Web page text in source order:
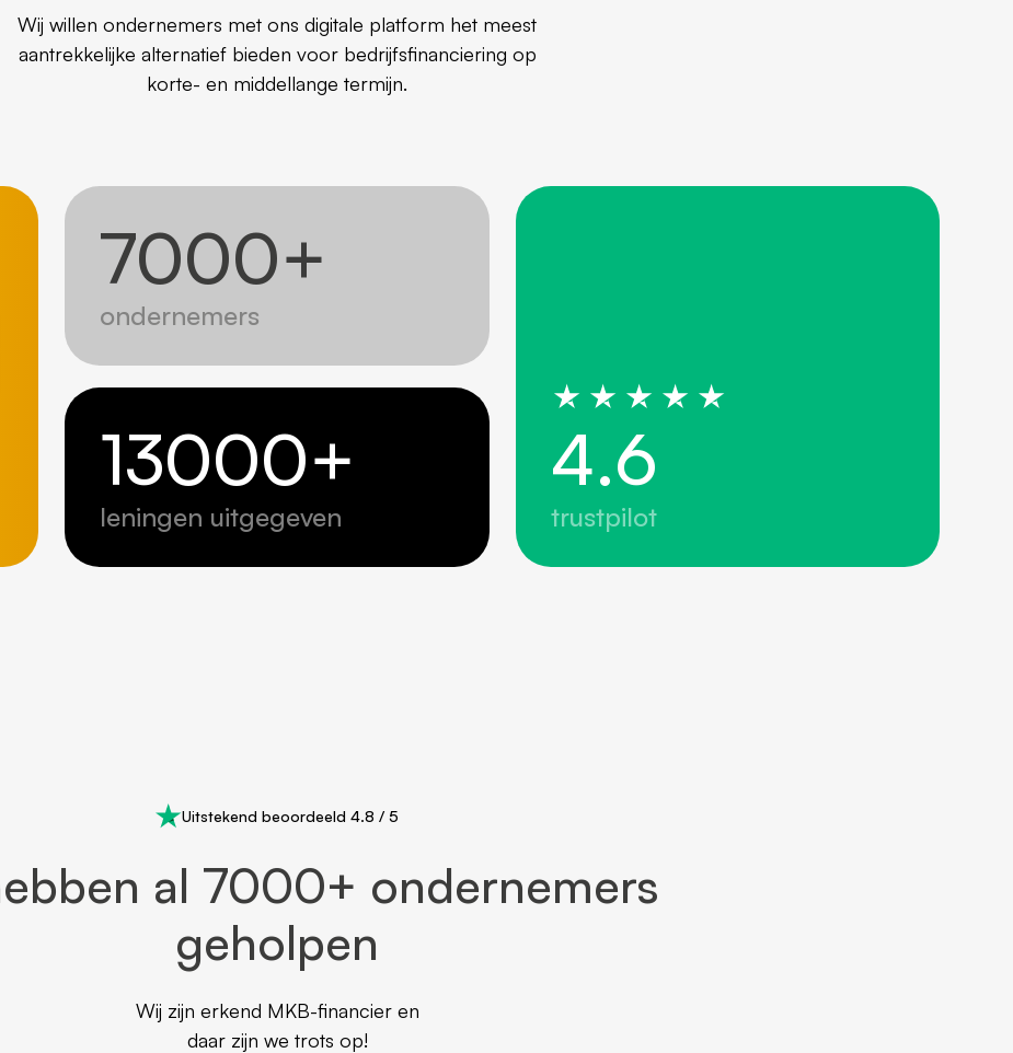
Wij willen ondernemers met ons digitale platform het meest
aantrekkelijke alternatief bieden voor bedrijfsfinanciering op
korte- en middellange termijn.
7000+
ondernemers
13000+
leningen uitgegeven
4.6
trustpilot
Uitstekend beoordeeld 4.8 / 5
al 7000+ ondernemers
geholpen
Wij zijn erkend MKB-financier en
daar zijn we trots op!